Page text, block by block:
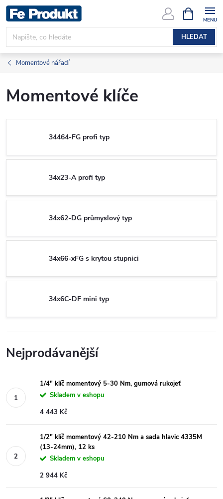
Přejít
na
obsah
HLEDAT
NÁKUPNÍ
KOŠÍK
Momentové nářadí
Momentové klíče
34464-FG profi typ
34x23-A profi typ
34x62-DG průmyslový typ
34x66-xFG s krytou stupnici
34x6C-DF mini typ
Nejprodávanější
1/4" klíč momentový 5-30 Nm, gumová rukojeť
Skladem v eshopu
4 443 Kč
1/2" klíč momentový 42-210 Nm a sada hlavic 4335M
(13-24mm), 12 ks
Skladem v eshopu
2 944 Kč